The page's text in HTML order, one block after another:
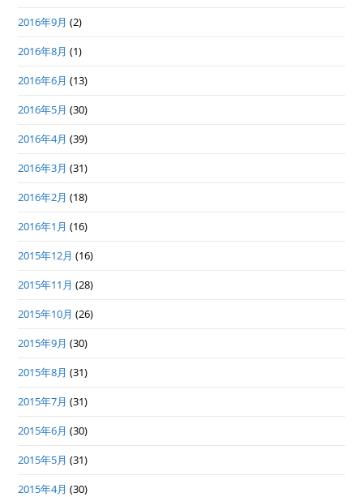
2016年9月 (2)
2016年8月 (1)
2016年6月 (13)
2016年5月 (30)
2016年4月 (39)
2016年3月 (31)
2016年2月 (18)
2016年1月 (16)
2015年12月 (16)
2015年11月 (28)
2015年10月 (26)
2015年9月 (30)
2015年8月 (31)
2015年7月 (31)
2015年6月 (30)
2015年5月 (31)
2015年4月 (30)